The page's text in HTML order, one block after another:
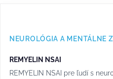
NEUROLÓGIA A MENTÁLNE
REMYELIN NSAI
REMYELIN NSAI pre ľudí s